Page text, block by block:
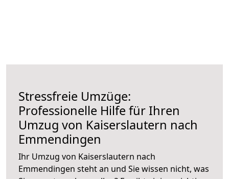
Stressfreie Umzüge:
Professionelle Hilfe für Ihren
Umzug von Kaiserslautern nach
Emmendingen
Ihr Umzug von Kaiserslautern nach
Emmendingen steht an und Sie wissen nicht, was